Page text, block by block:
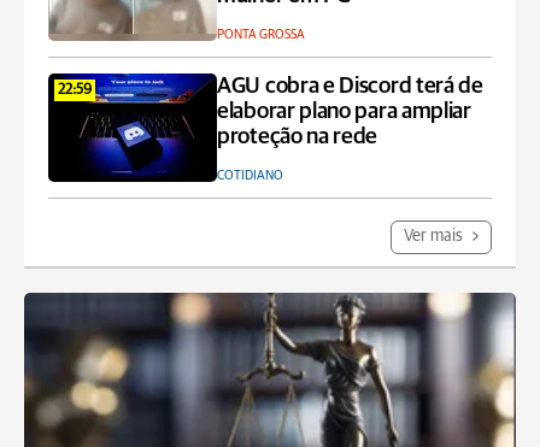
PONTA GROSSA
22:59
AGU cobra e Discord terá de
elaborar plano para ampliar
proteção na rede
COTIDIANO
Ver mais